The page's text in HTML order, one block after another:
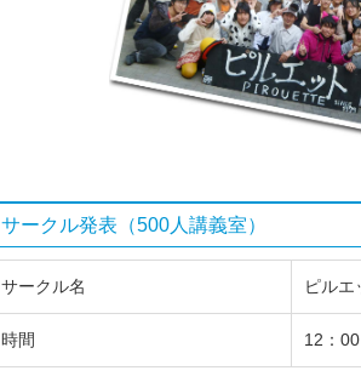
サークル発表（500人講義室）
サークル名 ピルエ
時間 12：